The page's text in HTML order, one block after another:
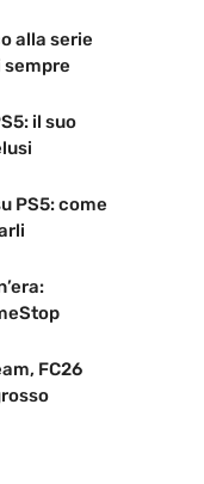
alla serie
sempre
il suo
PS5: come
FC26